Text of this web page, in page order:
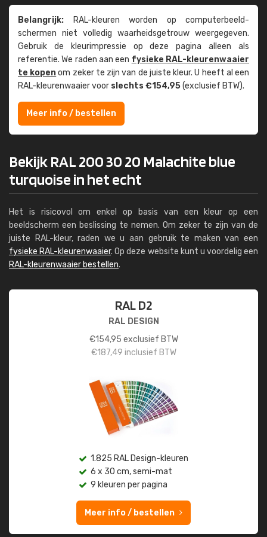
Belangrijk: RAL-kleuren worden op computer­beeld­
schermen niet volledig waarheids­­getrouw weer­gegeven.
Gebruik de kleur­impressie op deze pagina alleen als
referentie. We raden aan een fysieke RAL-kleuren­waaier
te kopenom zeker te zijn van de juiste kleur. U heeft al een
RAL-kleuren­waaier voor slechts €154,95(exclusief BTW).
Meer info / bestellen
Bekijk RAL 200 30 20 Malachite blue
turquoise in het echt
Het is risicovol om enkel op basis van een kleur op een
beeldscherm een beslissing te nemen. Om zeker te zijn van de
juiste RAL-kleur, raden we u aan gebruik te maken van een
fysieke RAL-kleurenwaaier. Op deze website kunt u voordelig een
RAL-kleurenwaaier bestellen.
RAL D2
RAL DESIGN
€154,95 exclusief BTW
€187,49 inclusief BTW
1.825 RAL Design-kleuren
6 x 30 cm, semi-mat
9 kleuren per pagina
Meer info / bestellen